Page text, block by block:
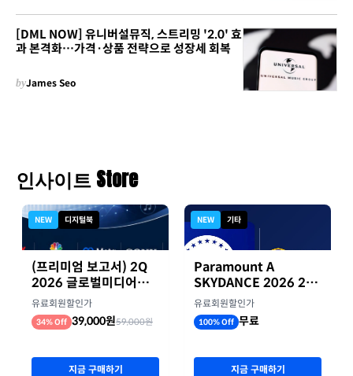
[DML NOW] 유니버설뮤직, 스트리밍 '2.0' 효
과 본격화…가격·상품 전략으로 성장세 회복
byJames Seo
인사이트 Store
NEW 디지털북
(프리미엄 보고서) 2Q
2026 글로벌미디어기
업 실적 종합 보고서
유료회원할인가
34% Off 39,000원59,000원
지금 구매하기
NEW 기타
Paramount A
SKYDANCE 2026 2분
기 실적
유료회원할인가
100% Off 무료
지금 구매하기